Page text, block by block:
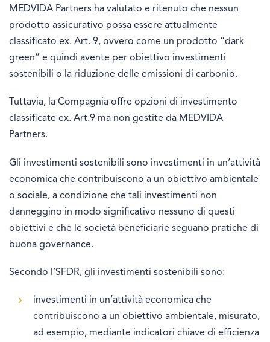
MEDVIDA Partners ha valutato e ritenuto che nessun
prodotto assicurativo possa essere attualmente
classificato ex. Art. 9, ovvero come un prodotto “dark
green” e quindi avente per obiettivo investimenti
sostenibili o la riduzione delle emissioni di carbonio.
Tuttavia, la Compagnia offre opzioni di investimento
classificate ex. Art.9 ma non gestite da MEDVIDA
Partners.
Gli investimenti sostenibili sono investimenti in un’attività
economica che contribuiscono a un obiettivo ambientale
o sociale, a condizione che tali investimenti non
danneggino in modo significativo nessuno di questi
obiettivi e che le società beneficiarie seguano pratiche di
buona governance.
Secondo l’SFDR, gli investimenti sostenibili sono:
investimenti in un’attività economica che
contribuiscono a un obiettivo ambientale, misurato,
ad esempio, mediante indicatori chiave di efficienza